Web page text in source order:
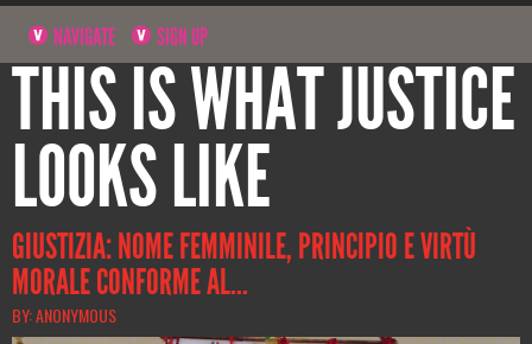
NAVIGATE SIGN UP
THIS IS WHAT JUSTICE
LOOKS LIKE
GIUSTIZIA: NOME FEMMINILE, PRINCIPIO E VIRTÙ
MORALE CONFORME AL...
BY: ANONYMOUS